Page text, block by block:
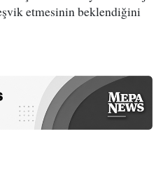
etmesinin beklendiğini